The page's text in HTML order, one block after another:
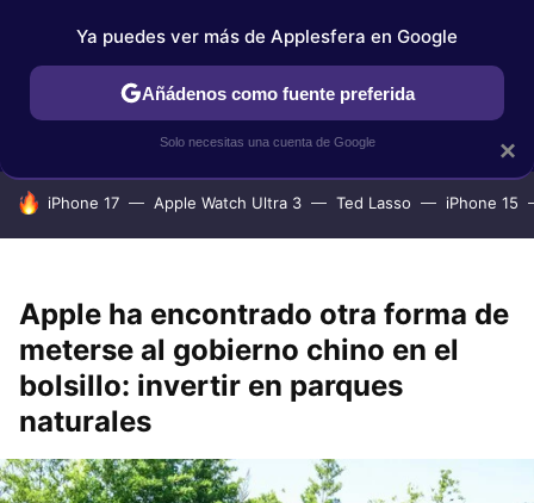
IPHONE TUTORIALES APPLESFERA SELECCIÓN
HOY SE HABLA DE
iPhone 17 Apple Watch Ultra 3 Ted Lasso iPhone 15
Apple ha encontrado otra forma de
meterse al gobierno chino en el
bolsillo: invertir en parques
naturales
×
Ya puedes ver más de Applesfera en Google
Añádenos como fuente preferida
Solo necesitas una cuenta de Google